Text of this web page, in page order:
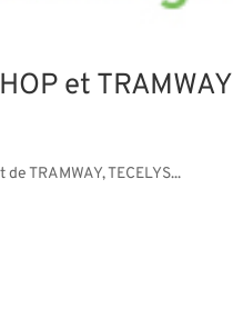
et TRAMWAY
TRAMWAY, TECELYS...